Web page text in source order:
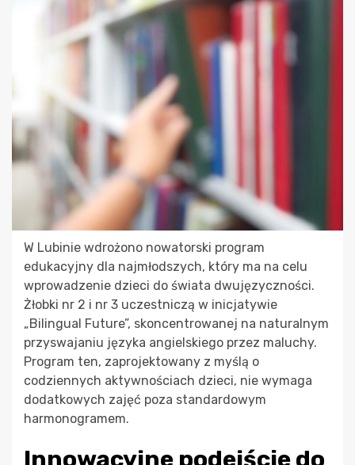
W Lubinie wdrożono nowatorski program
edukacyjny dla najmłodszych, który ma na celu
wprowadzenie dzieci do świata dwujęzyczności.
Żłobki nr 2 i nr 3 uczestniczą w inicjatywie
„Bilingual Future”, skoncentrowanej na naturalnym
przyswajaniu języka angielskiego przez maluchy.
Program ten, zaprojektowany z myślą o
codziennych aktywnościach dzieci, nie wymaga
dodatkowych zajęć poza standardowym
harmonogramem.